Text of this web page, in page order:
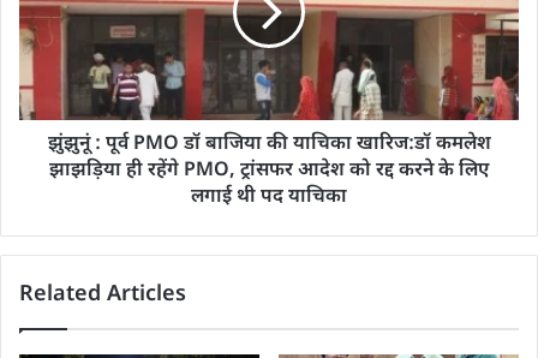
झुंझुनूं : पूर्व PMO डॉ बाजिया की याचिका खारिज:डॉ कमलेश
झाझड़िया ही रहेंगे PMO, ट्रांसफर आदेश को रद्द करने के लिए
लगाई थी पद याचिका
Related Articles